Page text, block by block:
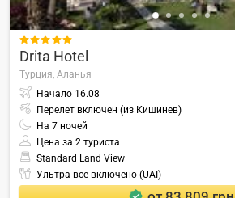

Drita Hotel
Турция, Аланья
Начало 16.08
Перелет включен (из Кишинев)
На 7 ночей
Цена за 2 туриста
Standard Land View
Ультра все включено (UAI)